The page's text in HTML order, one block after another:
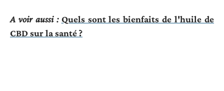
A voir aussi : Quels sont les bienfaits de l'huile de
CBD sur la santé ?